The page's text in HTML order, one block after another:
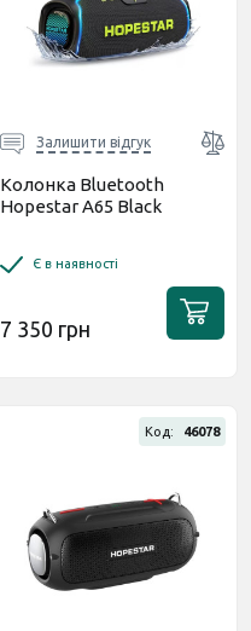
Залишити відгук
Колонка Bluetooth
Hopestar A65 Black
Є в наявності
7 350 грн
Код: 46078